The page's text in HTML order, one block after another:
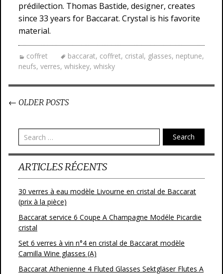
prédilection. Thomas Bastide, designer, creates
since 33 years for Baccarat. Crystal is his favorite
material.
coffret baccarat, coffret, cristal, glasses, neptune,
neufs, verres, whiskey, whisky
← OLDER POSTS
Search
ARTICLES RÉCENTS
30 verres à eau modèle Livourne en cristal de Baccarat
(prix à la pièce)
Baccarat service 6 Coupe A Champagne Modéle Picardie
cristal
Set 6 verres à vin n°4 en cristal de Baccarat modèle
Camilla Wine glasses (A)
Baccarat Athenienne 4 Fluted Glasses Sektgläser Flutes A